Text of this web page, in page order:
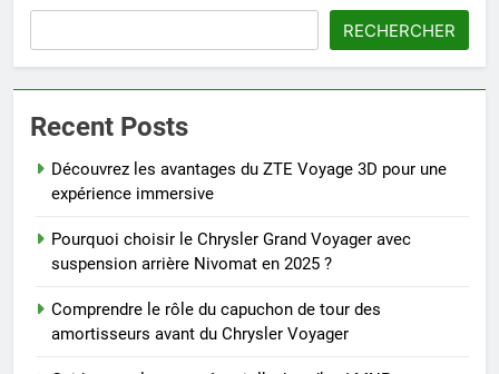
RECHERCHER
Recent Posts
Découvrez les avantages du ZTE Voyage 3D pour une
expérience immersive
Pourquoi choisir le Chrysler Grand Voyager avec
suspension arrière Nivomat en 2025 ?
Comprendre le rôle du capuchon de tour des
amortisseurs avant du Chrysler Voyager